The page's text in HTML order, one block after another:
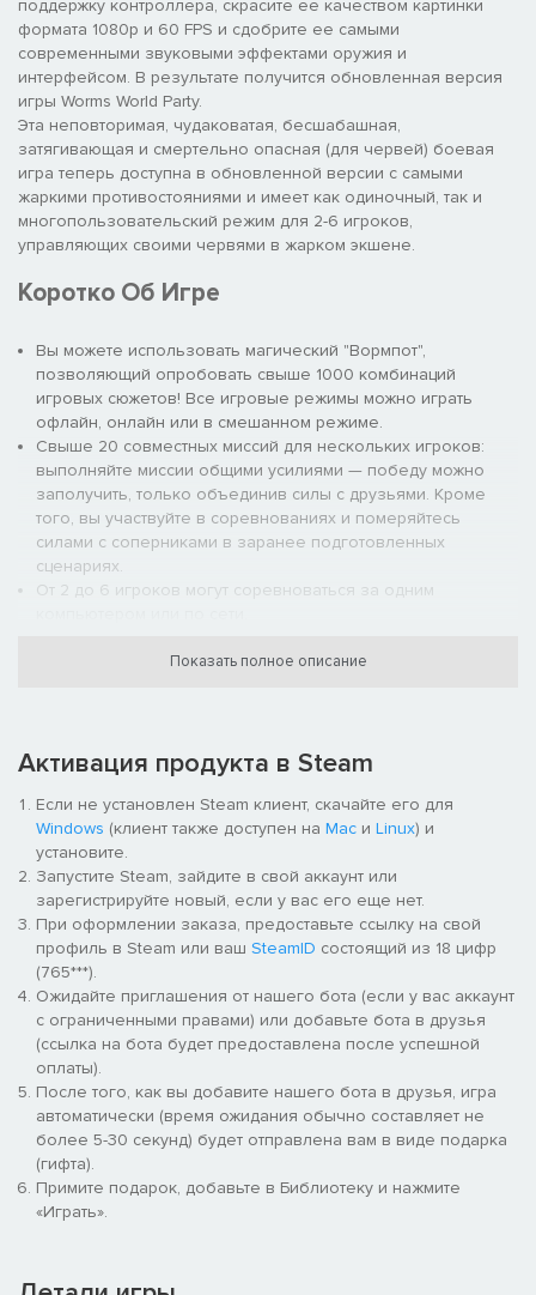
поддержку контроллера, скрасите ее качеством картинки
формата 1080p и 60 FPS и сдобрите ее самыми
современными звуковыми эффектами оружия и
интерфейсом. В результате получится обновленная версия
игры Worms World Party.
Эта неповторимая, чудаковатая, бесшабашная,
затягивающая и смертельно опасная (для червей) боевая
игра теперь доступна в обновленной версии с самыми
жаркими противостояниями и имеет как одиночный, так и
многопользовательский режим для 2-6 игроков,
управляющих своими червями в жарком экшене.
Коротко Об Игре
Вы можете использовать магический "Вормпот",
позволяющий опробовать свыше 1000 комбинаций
игровых сюжетов! Все игровые режимы можно играть
офлайн, онлайн или в смешанном режиме.
Свыше 20 совместных миссий для нескольких игроков:
выполняйте миссии общими усилиями — победу можно
заполучить, только объединив силы с друзьями. Кроме
того, вы участвуйте в соревнованиях и померяйтесь
силами с соперниками в заранее подготовленных
сценариях.
От 2 до 6 игроков могут соревноваться за одним
диетической базуки до высококалорийного Бетонного
присоединится и начать играть с другими игроками.
Блестящая графика в формате 1080p/60 кадров в секунду
Улучшенные, полностью новые звуковые эффекты оружия
Сохранение на "облако"
Полная поддержка контроллера
Таблицы лидеров Steam
Достижения Steam
Режимы
Режим Quickstart — начните играть без промедления с
предустановленными командами и наборами оружия
против ИИ (Вормбот).
Обучение — тренировка в дисциплинах на ваш выбор.
Тренировка идет на время.
Миссии — разные по сложности, от легких до сложных.
Пользовательские ландшафты для завоеванных миссий,
разблокирование для обычных режимов.
Миссии Time Attack — можно проходить разными
способами. Задача игрока — выяснить, какой из способов
Показать полное описание
Активация продукта в Steam
Если не установлен Steam клиент, скачайте его для
Windows (клиент также доступен на Mac и Linux) и
установите.
Запустите Steam, зайдите в свой аккаунт или
зарегистрируйте новый, если у вас его еще нет.
При оформлении заказа, предоставьте ссылку на свой
профиль в Steam или ваш SteamID состоящий из 18 цифр
(765***).
Ожидайте приглашения от нашего бота (если у вас аккаунт
с ограниченными правами) или добавьте бота в друзья
(ссылка на бота будет предоставлена после успешной
оплаты).
После того, как вы добавите нашего бота в друзья, игра
автоматически (время ожидания обычно составляет не
более 5-30 секунд) будет отправлена вам в виде подарка
(гифта).
Примите подарок, добавьте в Библиотеку и нажмите
«Играть».